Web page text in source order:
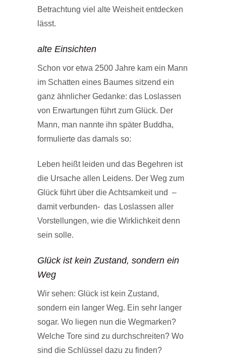
Betrachtung viel alte Weisheit entdecken
lässt.
alte Einsichten
Schon vor etwa 2500 Jahre kam ein Mann
im Schatten eines Baumes sitzend ein
ganz ähnlicher Gedanke: das Loslassen
von Erwartungen führt zum Glück. Der
Mann, man nannte ihn später Buddha,
formulierte das damals so:
Leben heißt leiden und das Begehren ist
die Ursache allen Leidens. Der Weg zum
Glück führt über die Achtsamkeit und –
damit verbunden- das Loslassen aller
Vorstellungen, wie die Wirklichkeit denn
sein solle.
Glück ist kein Zustand, sondern ein
Weg
Wir sehen: Glück ist kein Zustand,
sondern ein langer Weg. Ein sehr langer
sogar. Wo liegen nun die Wegmarken?
Welche Tore sind zu durchschreiten? Wo
sind die Schlüssel dazu zu finden?